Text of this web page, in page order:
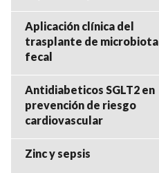
Aplicación clínica del
trasplante de microbiota
fecal
Antidiabeticos SGLT2 en
prevención de riesgo
cardiovascular
Zinc y sepsis